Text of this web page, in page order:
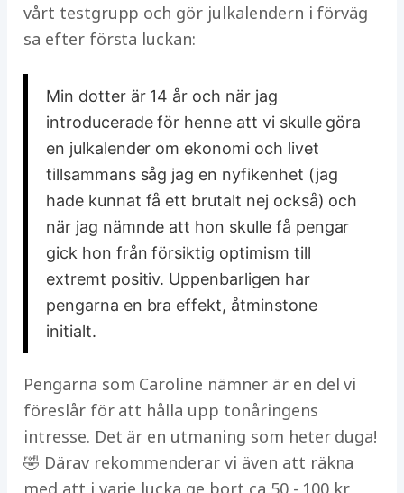
vårt testgrupp och gör julkalendern i förväg
sa efter första luckan:
Min dotter är 14 år och när jag
introducerade för henne att vi skulle göra
en julkalender om ekonomi och livet
tillsammans såg jag en nyfikenhet (jag
hade kunnat få ett brutalt nej också) och
när jag nämnde att hon skulle få pengar
gick hon från försiktig optimism till
extremt positiv. Uppenbarligen har
pengarna en bra effekt, åtminstone
initialt.
Pengarna som Caroline nämner är en del vi
föreslår för att hålla upp tonåringens
intresse. Det är en utmaning som heter duga!
🤣 Därav rekommenderar vi även att räkna
med att i varje lucka ge bort ca 50 - 100 kr,